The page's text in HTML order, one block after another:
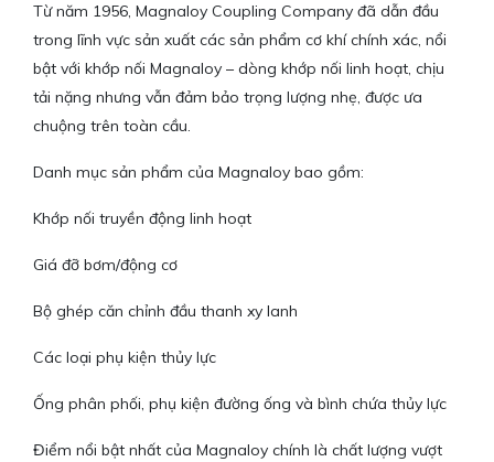
Từ năm 1956, Magnaloy Coupling Company đã dẫn đầu
trong lĩnh vực sản xuất các sản phẩm cơ khí chính xác, nổi
bật với khớp nối Magnaloy – dòng khớp nối linh hoạt, chịu
tải nặng nhưng vẫn đảm bảo trọng lượng nhẹ, được ưa
chuộng trên toàn cầu.
Danh mục sản phẩm của Magnaloy bao gồm:
Khớp nối truyền động linh hoạt
Giá đỡ bơm/động cơ
Bộ ghép căn chỉnh đầu thanh xy lanh
Các loại phụ kiện thủy lực
Ống phân phối, phụ kiện đường ống và bình chứa thủy lực
Điểm nổi bật nhất của Magnaloy chính là chất lượng vượt